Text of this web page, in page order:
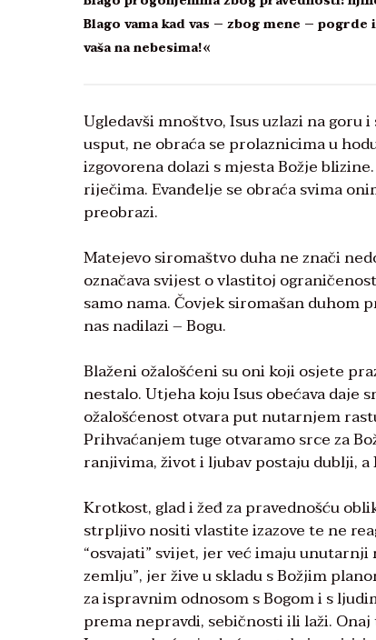
Blago vama kad vas – zbog mene –
vaša na nebesima!«
Ugledavši mnoštvo, Isus uzlazi na goru
usput, ne obraća se prolaznicima u
izgovorena dolazi s mjesta Božje
riječima. Evanđelje se obraća svima
preobrazi.
Matejevo siromaštvo duha ne znači
označava svijest o vlastitoj
samo nama. Čovjek siromašan duhom
nas nadilazi – Bogu.
Blaženi ožalošćeni su oni koji osjete
nestalo. Utjeha koju Isus obećava daje
ožalošćenost otvara put nutarnjem
Prihvaćanjem tuge otvaramo srce za
ranjivima, život i ljubav postaju dublji,
Krotkost, glad i žeđ za pravednošću
strpljivo nositi vlastite izazove te ne
“osvajati” svijet, jer već imaju
zemlju”, jer žive u skladu s Božjim
za ispravnim odnosom s Bogom i s
prema nepravdi, sebičnosti ili laži.